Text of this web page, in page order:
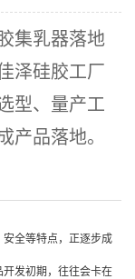
集乳器落地
泽硅胶工厂
型、量产工
品落地。
全等特点，正逐步成
发初期，往往会卡在